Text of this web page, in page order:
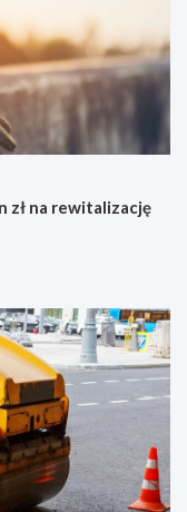
zł na rewitalizację